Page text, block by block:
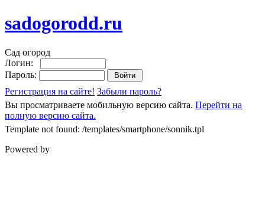
sadogorodd.ru
Сад огород
Логин:
Пароль:
Регистрация на сайте! Забыли пароль?
Вы просматриваете мобильную версию сайта. Перейти на
полную версию сайта.
Template not found: /templates/smartphone/sonnik.tpl
Powered by